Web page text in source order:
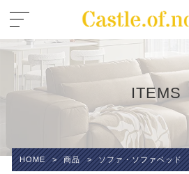
ITEMS
HOME > 商品 > ソファ・ソファベッド